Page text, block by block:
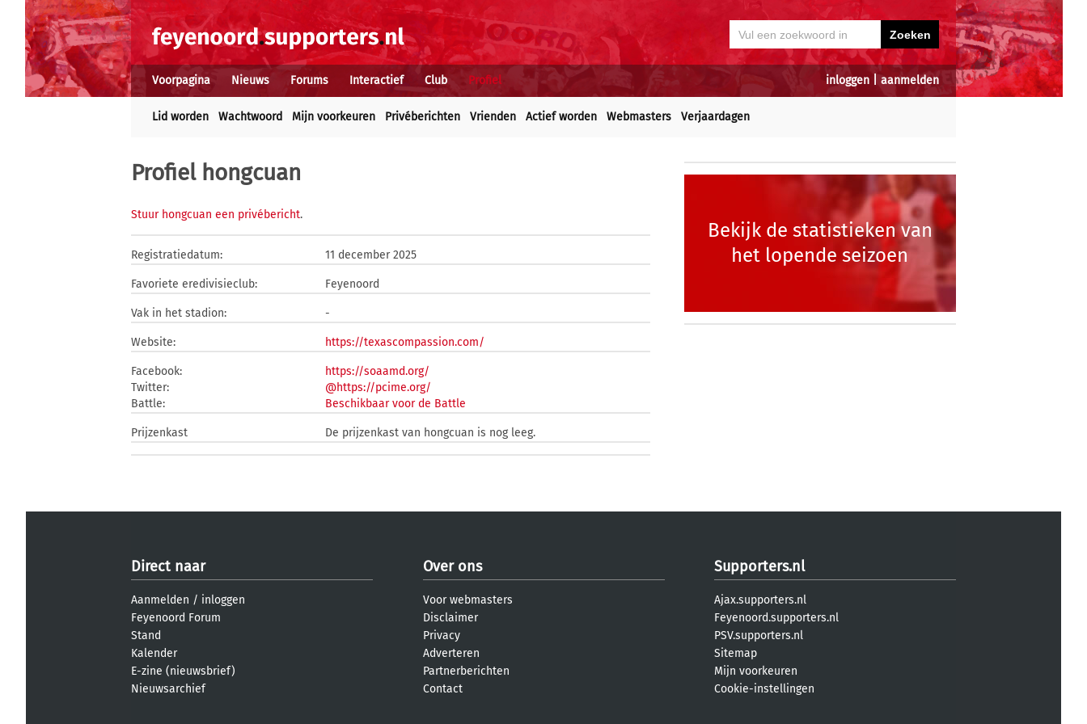
inloggen aanmelden
Voorpagina Nieuws Forums Interactief Club Profiel
Lid worden Wachtwoord Mijn voorkeuren Privéberichten Vrienden Actief worden Webmasters Verjaardagen
Profiel hongcuan
Stuur hongcuan een privébericht.
Registratiedatum: 11 december 2025
Favoriete eredivisieclub: Feyenoord
Vak in het stadion: -
Website: https://texascompassion.com/
Facebook:
https://soaamd.org/
Twitter:
@https://pcime.org/
Battle:
Beschikbaar voor de Battle
Prijzenkast De prijzenkast van hongcuan is nog leeg.
Bekijk de statistieken van
het lopende seizoen
Direct naar
Aanmelden / inloggen
Feyenoord Forum
Stand
Kalender
E-zine (nieuwsbrief)
Nieuwsarchief
Over ons
Voor webmasters
Disclaimer
Privacy
Adverteren
Partnerberichten
Contact
Supporters.nl
Ajax.supporters.nl
Feyenoord.supporters.nl
PSV.supporters.nl
Sitemap
Mijn voorkeuren
Cookie-instellingen